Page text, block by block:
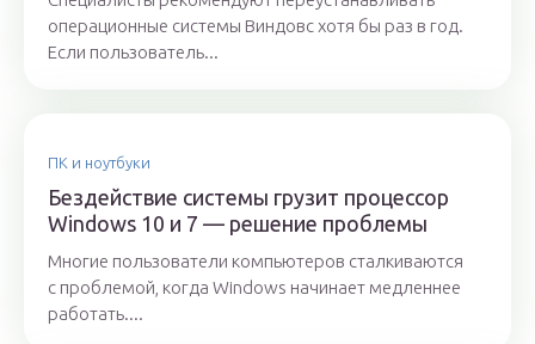
операционные системы Виндовс хотя бы раз в год.
Если пользователь...
ПК и ноутбуки
Бездействие системы грузит процессор
Windows 10 и 7 — решение проблемы
Многие пользователи компьютеров сталкиваются
с проблемой, когда Windows начинает медленнее
работать....